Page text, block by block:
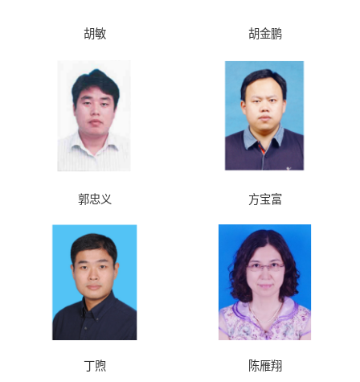
胡敏 胡金鹏
郭忠义 方宝富
丁煦 陈雁翔